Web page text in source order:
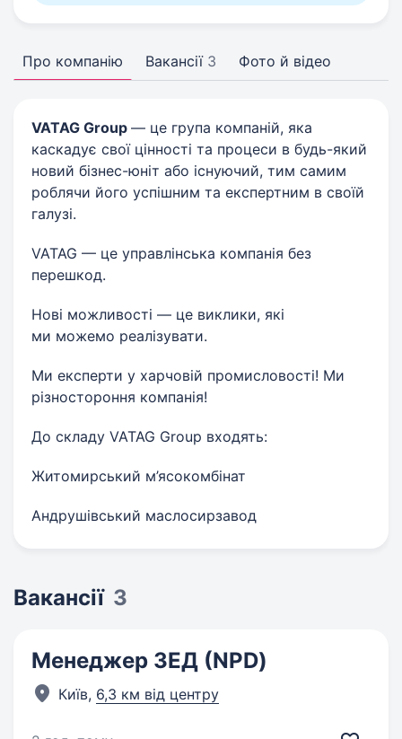
Про компанію Вакансії 3 Фото й відео
VATAG Group — це група компаній, яка
каскадує свої цінності та процеси в будь-який
новий бізнес-юніт або існуючий, тим самим
роблячи його успішним та експертним в своїй
галузі.
VATAG — це управлінська компанія без
перешкод.
Нові можливості — це виклики, які
ми можемо реалізувати.
Ми експерти у харчовій промисловості! Ми
різностороння компанія!
До складу VATAG Group входять:
Житомирський м’ясокомбінат
Андрушівський маслосирзавод
Вакансії 3
Менеджер ЗЕД (NPD)
Київ, 6,3 км від центру